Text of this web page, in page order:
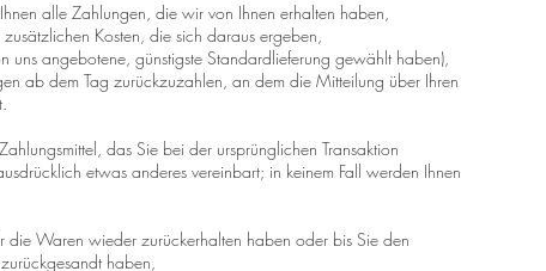
alle Zahlungen, die wir von Ihnen erhalten haben,
Kosten, die sich daraus ergeben,
uns angebotene, günstigste Standardlieferung gewählt haben),
ab dem Tag zurückzuzahlen, an dem die Mitteilung über Ihren
das Sie bei der ursprünglichen Transaktion
etwas anderes vereinbart; in keinem Fall werden Ihnen
Waren wieder zurückerhalten haben oder bis Sie den
haben,